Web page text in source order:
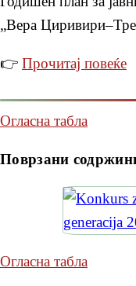
„Вера
👉 Прочитај повеќе
Огласна табла
Поврзани
Огласна табла